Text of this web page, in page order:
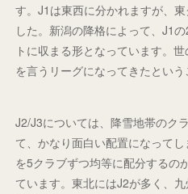
す。J1は東西に分かれますが、
した。新潟の降格によって、J1
トに収まる形となっています。
を言うリーグになってきたという
J2/J3については、降雪地帯のク
て、かなり面白い配置になって
を5クラブずつ均等に配分するの
ています。東北にはJ2が多く、